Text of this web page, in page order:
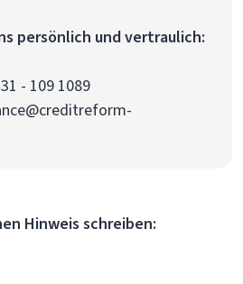
persönlich und vertraulich:
- 109 1089
Hinweis schreiben: